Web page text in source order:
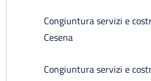
Congiuntura servizi e
Cesena
Congiuntura servizi e